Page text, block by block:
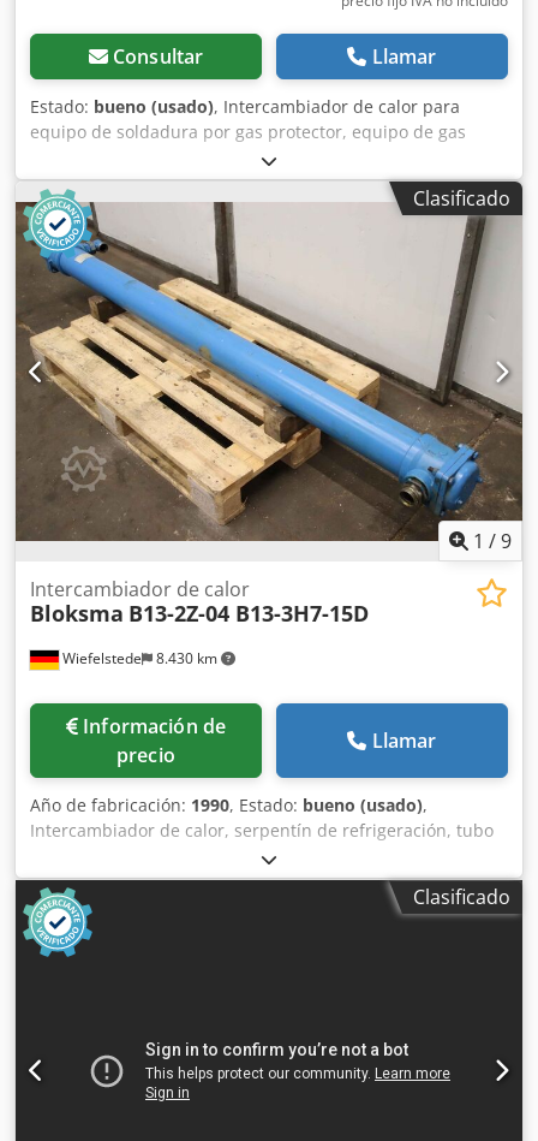
Consultar Llamar
Estado: bueno (usado), Intercambiador de calor para
equipo de soldadura por gas protector, equipo de gas
protector, enfriador - Fabricante: CLOOS, intercambiador
de calor de equipo de soldadura por gas protector GLC 353
MC3 - Ventilador: ebm papst tipo M4Q0465-DA01-S8 -
Dimensiones: 330/160/Alto 330 mm Chodpfx Aewubqtjp
Eoa - Peso: 4,2 kg
Clasificado
1 /9
Wiefelstede 8.430 km
Intercambiador de calor
Bloksma B13-2Z-04 B13-3H7-15D
Información de
precio
Llamar
Año de fabricación: 1990, Estado: bueno (usado),
Intercambiador de calor, serpentín de refrigeración, tubo
de refrigeración, espiral de refrigeración, intercambiador
de calor de haz tubular - Fabricante: Bloksma,
intercambiador de calor de haz tubular - Tipo: B13-2Z-04
B13-3H7-15D - Presión de trabajo: 6,5 / 3,5 bar Cjdowu Tk
Sjpfx Ap Ejha - Dimensiones: 2235/340/Alto 155 mm - Peso:
Clasificado